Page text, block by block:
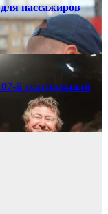
для пассажиров
й театральный